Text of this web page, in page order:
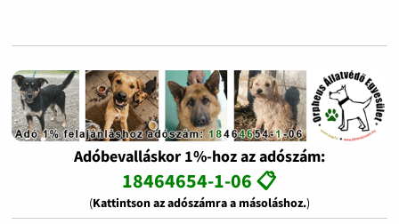
Adóbevalláskor 1%-hoz az adószám:
18464654-1-06 📋
(Kattintson az adószámra a másoláshoz.)